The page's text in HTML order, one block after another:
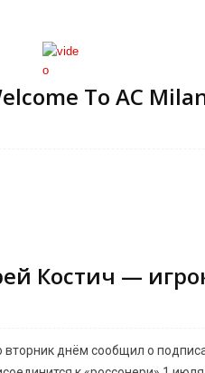
To AC
Костич —
днём сообщил о